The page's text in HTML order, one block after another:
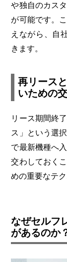
や独自のカス
が可能です。
えながら、自
きます。
再リース
いための
リース期間終
ス」という選
で最新機種へ
交わしておく
めの重要なテク
なぜセルフ
があるのか